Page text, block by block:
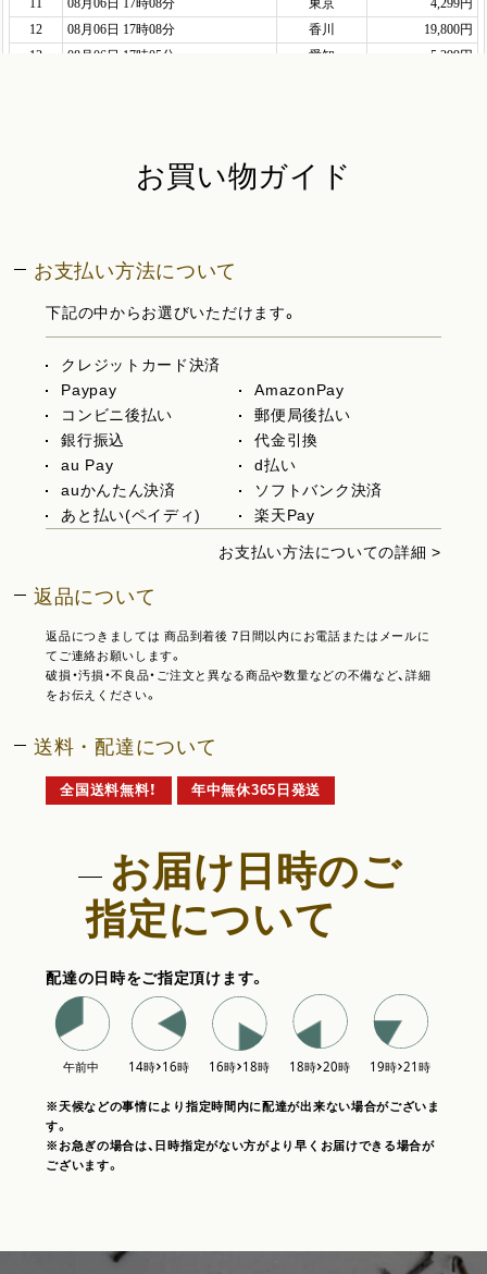
お買い物ガイド
お支払い方法について
下記の中からお選びいただけます。
クレジットカード決済
Paypay
AmazonPay
コンビニ後払い
郵便局後払い
銀行振込
代金引換
au Pay
d払い
auかんたん決済
ソフトバンク決済
あと払い(ペイディ)
楽天Pay
お支払い方法についての詳細 >
返品について
返品につきましては 商品到着後 7日間以内にお電話またはメールに
てご連絡お願いします。
破損・汚損・不良品・ご注文と異なる商品や数量などの不備など、詳細
をお伝えください。
送料・配達について
全国送料無料！ 年中無休365日発送
お届け日時のご
指定について
配達の日時をご指定頂けます。
※天候などの事情により指定時間内に配達が出来ない場合がございま
す。
※お急ぎの場合は、日時指定がない方がより早くお届けできる場合が
ございます。